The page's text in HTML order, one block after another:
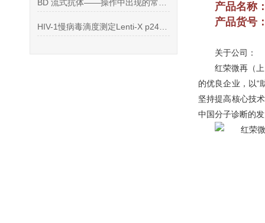
产品名称
产品货号
关于公司：
红荣微再（
的优良企业，以“
坚持提高核心技
中国分子诊断的